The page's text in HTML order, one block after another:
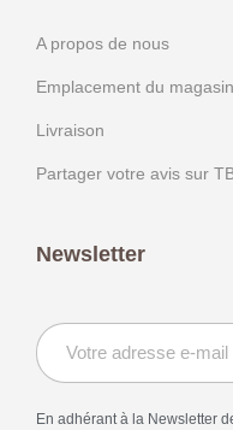
A propos de nous
Emplacement du magasin
Livraison
Partager votre avis sur
Newsletter
En adhérant à la Newsletter